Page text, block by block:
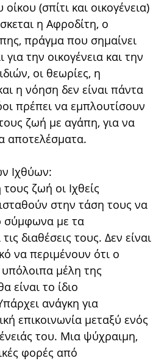
(σπίτι και οικογένεια)
η Αφροδίτη, ο
πράγμα που σημαίνει
για την οικογένεια και την
οι θεωρίες, η
η νόηση δεν είναι πάντα
πρέπει να εμπλουτίσουν
ζωή με αγάπη, για να
αποτελέσματα.
Ιχθύων:
ζωή οι Ιχθείς
στην τάση τους να
σύμφωνα με τα
διαθέσεις τους. Δεν είναι
να περιμένουν ότι ο
μέλη της
είναι το ίδιο
ανάγκη για
επικοινωνία μεταξύ ενός
του. Μια ψύχραιμη,
φορές από